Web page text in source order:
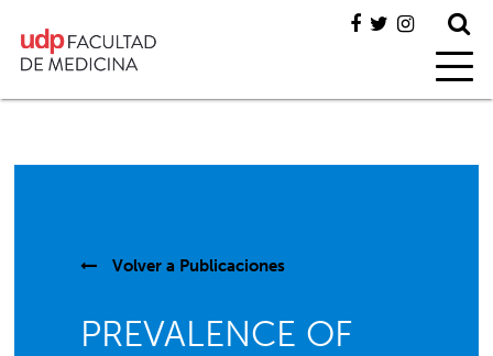
Volver a Publicaciones
PREVALENCE OF